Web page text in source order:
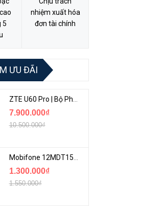
5
nhiệm xuất hóa
đơn tài chính
ƯU ĐÃI
ZTE U60 Pro | Bộ Phát 5G Cầm Tay Tích Hợp Công Nghệ WiFi 7, Pin 10000mAh
7.900.000₫
10.500.000₫
Mobifone 12MDT150 | Sim Chuyên 4G Mobifone Dung Lượng Cao 500GB/Tháng Gói 1 Năm
1.300.000₫
1.550.000₫